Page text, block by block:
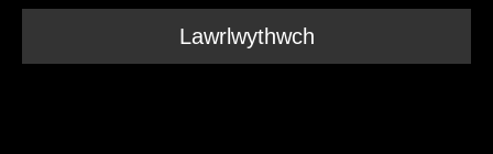
Lawrlwythwch